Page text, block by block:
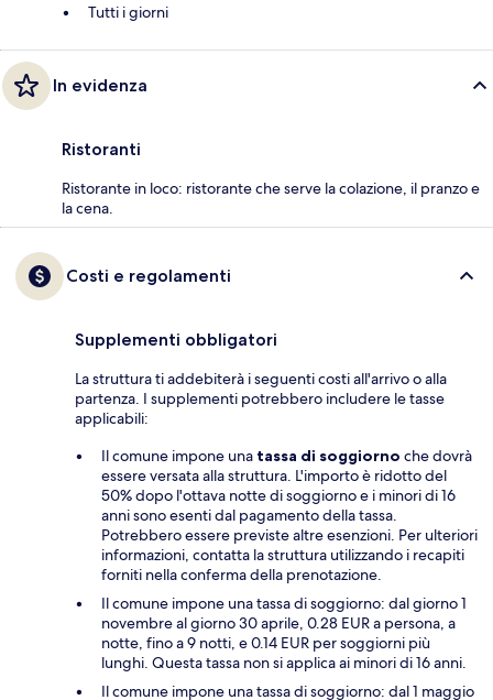
Tutti i giorni
In evidenza
Ristoranti
Ristorante in loco: ristorante che serve la colazione, il pranzo e
la cena.
Costi e regolamenti
Supplementi obbligatori
La struttura ti addebiterà i seguenti costi all'arrivo o alla
partenza. I supplementi potrebbero includere le tasse
applicabili:
Il comune impone una tassa di soggiorno che dovrà
essere versata alla struttura. L'importo è ridotto del
50% dopo l'ottava notte di soggiorno e i minori di 16
anni sono esenti dal pagamento della tassa.
Potrebbero essere previste altre esenzioni. Per ulteriori
informazioni, contatta la struttura utilizzando i recapiti
forniti nella conferma della prenotazione.
Il comune impone una tassa di soggiorno: dal giorno 1
novembre al giorno 30 aprile, 0.28 EUR a persona, a
notte, fino a 9 notti, e 0.14 EUR per soggiorni più
lunghi. Questa tassa non si applica ai minori di 16 anni.
Il comune impone una tassa di soggiorno: dal 1 maggio